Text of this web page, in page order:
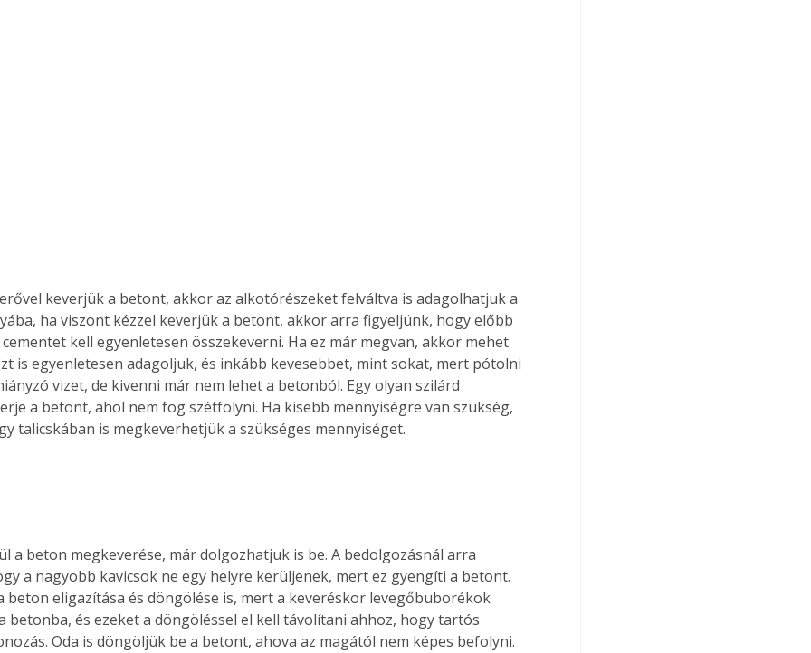
keverjük a betont, akkor az alkotórészeket felváltva is adagolhatjuk a
ha viszont kézzel keverjük a betont, akkor arra figyeljünk, hogy előbb
kell egyenletesen összekeverni. Ha ez már megvan, akkor mehet
is egyenletesen adagoljuk, és inkább kevesebbet, mint sokat, mert pótolni
vizet, de kivenni már nem lehet a betonból. Egy olyan szilárd
a betont, ahol nem fog szétfolyni. Ha kisebb mennyiségre van szükség,
talicskában is megkeverhetjük a szükséges mennyiséget.
a beton megkeverése, már dolgozhatjuk is be. A bedolgozásnál arra
a nagyobb kavicsok ne egy helyre kerüljenek, mert ez gyengíti a betont.
beton eligazítása és döngölése is, mert a keveréskor levegőbuborékok
betonba, és ezeket a döngöléssel el kell távolítani ahhoz, hogy tartós
Oda is döngöljük be a betont, ahova az magától nem képes befolyni.